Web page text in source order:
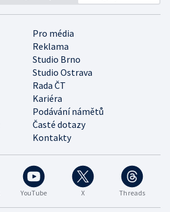
Pro média
Reklama
Studio Brno
Studio Ostrava
Rada ČT
Kariéra
Podávání námětů
Časté dotazy
Kontakty
YouTube X Threads